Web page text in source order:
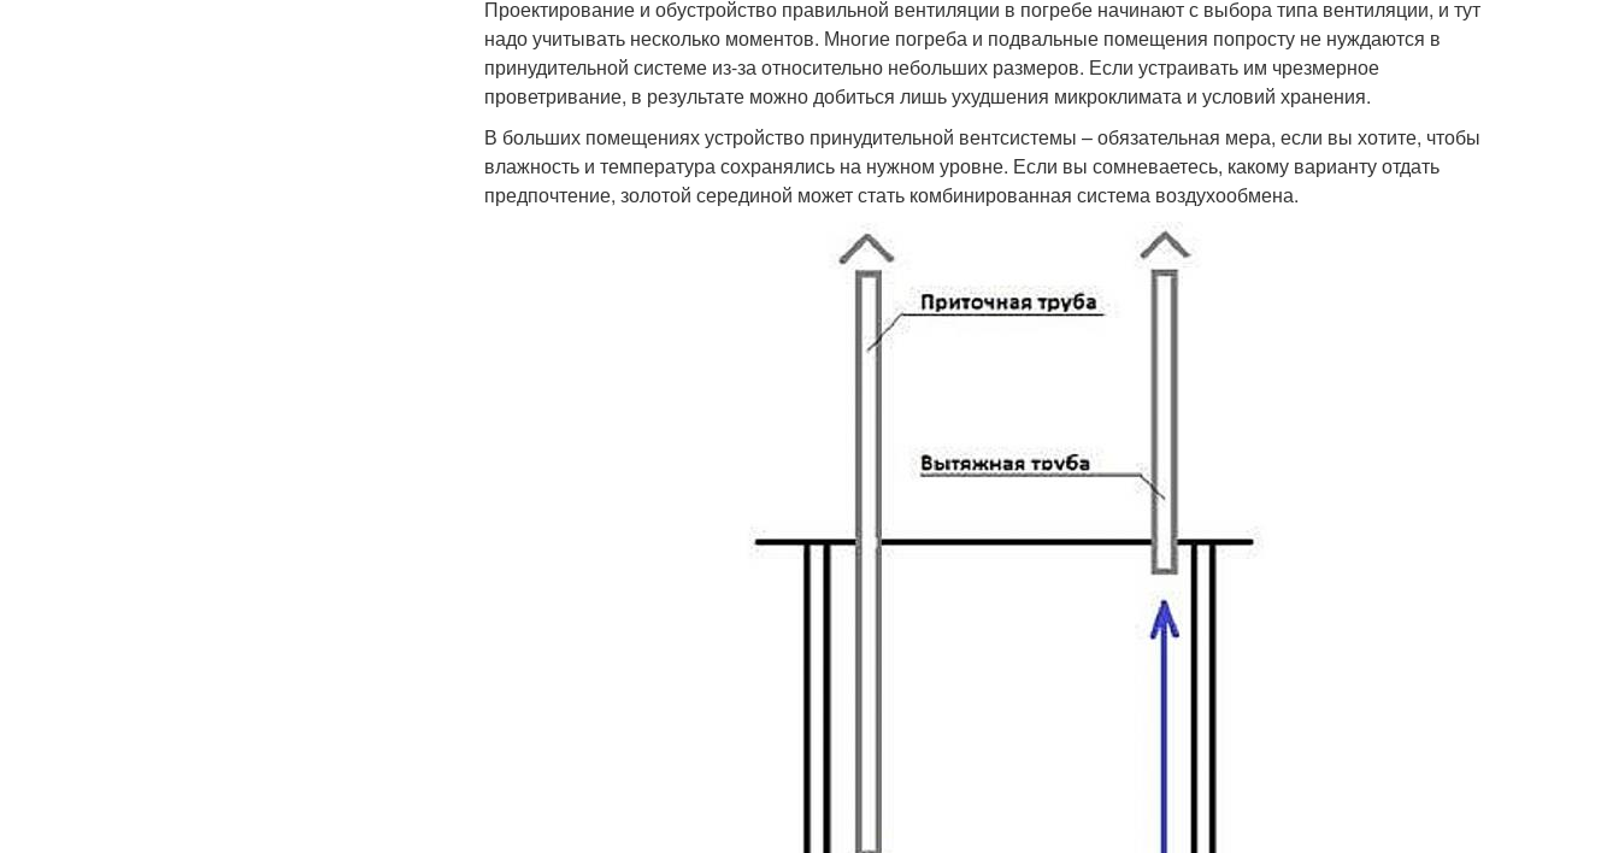
Проектирование и обустройство правильной вентиляции в погребе начинают с выбора типа вентиляции, и тут
надо учитывать несколько моментов. Многие погреба и подвальные помещения попросту не нуждаются в
принудительной системе из-за относительно небольших размеров. Если устраивать им чрезмерное
проветривание, в результате можно добиться лишь ухудшения микроклимата и условий хранения.
В больших помещениях устройство принудительной вентсистемы – обязательная мера, если вы хотите, чтобы
влажность и температура сохранялись на нужном уровне. Если вы сомневаетесь, какому варианту отдать
предпочтение, золотой серединой может стать комбинированная система воздухообмена.